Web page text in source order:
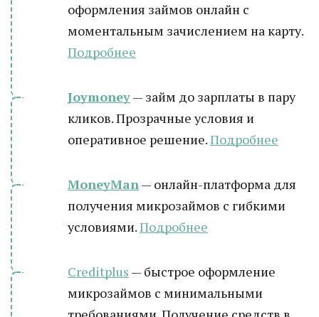
оформления займов онлайн с
моментальным зачислением на карту.
Подробнее
Joymoney— займ до зарплаты в пару
кликов. Прозрачные условия и
оперативное решение.Подробнее
MoneyMan— онлайн-платформа для
получения микрозаймов с гибкими
условиями.Подробнее
Creditplus — быстрое оформление
микрозаймов с минимальными